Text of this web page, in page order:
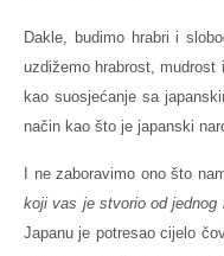
Dakle, budimo hrabri i
uzdižemo hrabrost,
kao suosjećanje sa
način kao što je japanski
I ne zaboravimo ono što
koji vas je stvorio od jednog
Japanu je potresao cijelo